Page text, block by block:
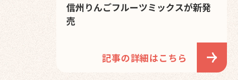
信州りんごフルーツミックスが新発
売
記事の詳細はこちら